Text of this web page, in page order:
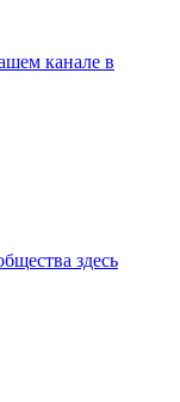
канале в
здесь